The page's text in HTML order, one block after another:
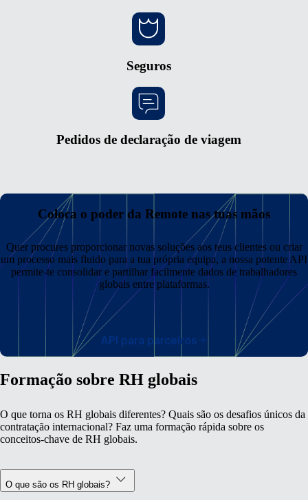
Seguros
Pedidos de declaração de viagem
Coloca o poder da Remote nas tuas mãos
Quer procures proporcionar novas soluções aos teus clientes ou criar
um processo mais fluido para a tua própria equipa, a nossa potente API
permite-te consolidar e partilhar facilmente dados de trabalhadores
globais entre plataformas.
API para parceiros
Formação sobre RH globais
O que torna os RH globais diferentes? Quais são os desafios únicos da
contratação internacional? Faz uma formação rápida sobre os
conceitos-chave de RH globais.
O que são os RH globais?